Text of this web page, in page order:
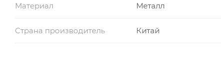
Материал Металл
Страна производитель Китай